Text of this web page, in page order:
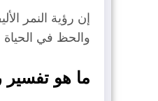
إن رؤية النمر
والحظ في الحياة
ما هو تفسير